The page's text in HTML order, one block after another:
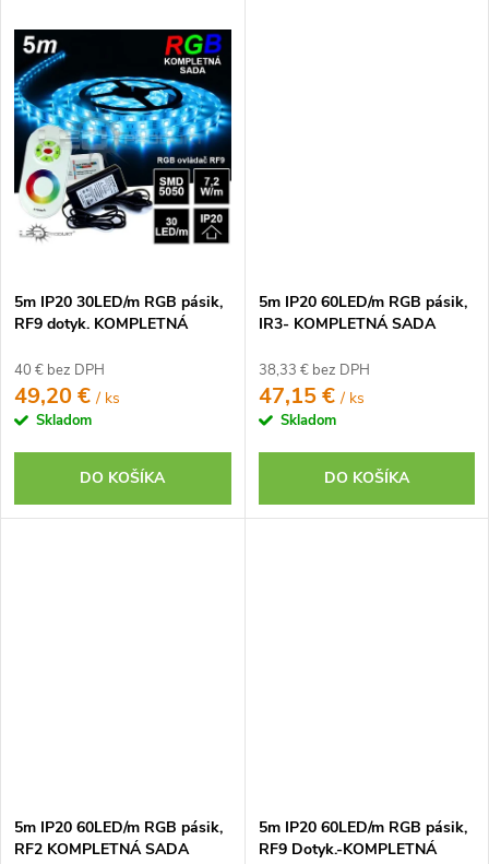
5m IP20 30LED/m RGB pásik,
RF9 dotyk. KOMPLETNÁ
40 € bez DPH
49,20 €/ ks
Skladom
DO KOŠÍKA
5m IP20 60LED/m RGB pásik,
IR3- KOMPLETNÁ SADA
38,33 € bez DPH
47,15 €/ ks
Skladom
DO KOŠÍKA
5m IP20 60LED/m RGB pásik,
RF2 KOMPLETNÁ SADA
5m IP20 60LED/m RGB pásik,
RF9 Dotyk.-KOMPLETNÁ